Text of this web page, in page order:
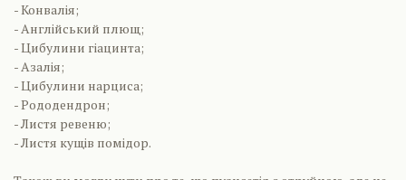
- Конвалія;
- Англійський плющ;
- Цибулини гіацинта;
- Азалія;
- Цибулини нарциса;
- Рододендрон;
- Листя ревеню;
- Листя кущів помідор.